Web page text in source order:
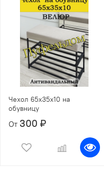
Чехол 65х35х10 на
обувницу
От 300 ₽